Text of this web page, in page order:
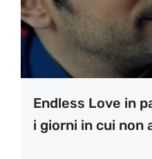
Endless Love in
i giorni in cui non